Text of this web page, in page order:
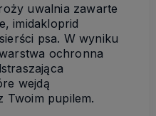
uwalnia zawarte
imidakloprid
psa. W wyniku
ochronna
wejdą
Twoim pupilem.